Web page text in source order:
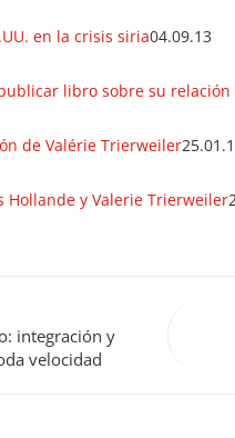
en la crisis siria04.09.13
libro sobre su
de Valérie Trierweiler
Hollande y Valerie Trierweiler
integración y
velocidad